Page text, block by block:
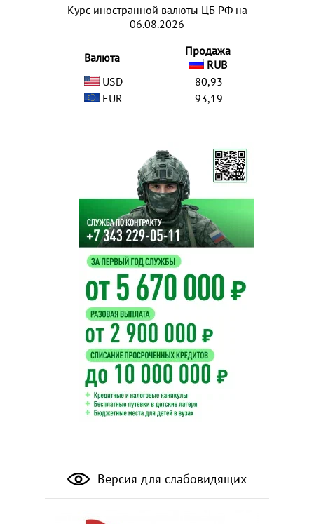
Курс иностранной валюты ЦБ РФ на
06.08.2026
Валюта
Продажа
RUB
USD
80,93
EUR
93,19
Версия для слабовидящих